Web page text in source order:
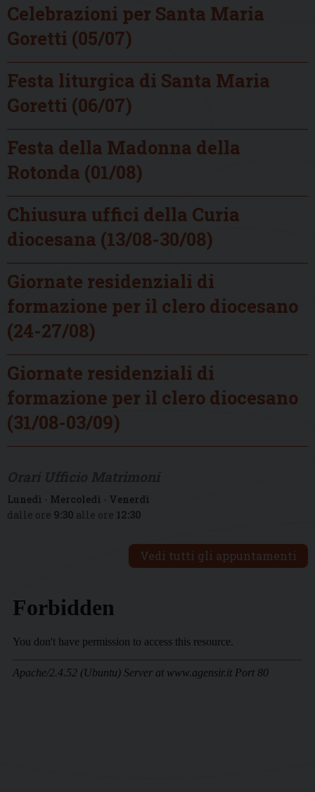
Celebrazioni per Santa Maria
Goretti (05/07)
Festa liturgica di Santa Maria
Goretti (06/07)
Festa della Madonna della
Rotonda (01/08)
Chiusura uffici della Curia
diocesana (13/08-30/08)
Giornate residenziali di
formazione per il clero diocesano
(24-27/08)
Giornate residenziali di
formazione per il clero diocesano
(31/08-03/09)
Lunedì - Mercoledì - Venerdì
dalle ore 9:30 alle ore 12:30
Vedi tutti gli appuntamenti